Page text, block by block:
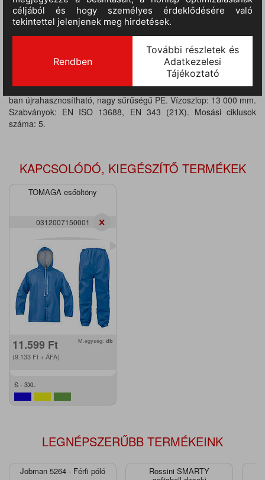
MÉRETTÁBLÁZAT
Anyaga: 100% HPE. Vízálló kabát kapucnival, ragasztott
varratokkal. A kabát patenttal záródik. A hónaljrészen
szellőzőbetétes kialakítású. Mandzsettái szintén patenttal
állíthatóak. A kapucni zsinórbehúzással állítható. Anyag: 100%-
ban újrahasznosítható, nagy sűrűségű PE. Vízoszlop: 13 000 mm.
Szabványok: EN ISO 13688, EN 343 (21X). Mosási ciklusok
száma: 5.
KAPCSOLÓDÓ, KIEGÉSZÍTŐ TERMÉKEK
TOMAGA esőöltöny
0312007150001
11.599 Ft
(9.133 Ft + ÁFA)
M.egység: db
S - 3XL
LEGNÉPSZERŰBB TERMÉKEINK
Jobman 5264 - Férfi póló Rossini SMARTY